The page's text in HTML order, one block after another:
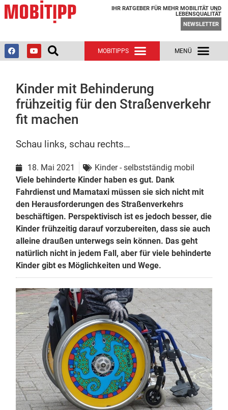
IHR RATGEBER FÜR MEHR MOBILITÄT UND
LEBENSQUALITÄT
NEWSLETTER
Kinder mit Behinderung
frühzeitig für den Straßenverkehr
fit machen
Schau links, schau rechts…
18. Mai 2021
Kinder - selbstständig mobil
Viele behinderte Kinder haben es gut. Dank
Fahrdienst und Mamataxi müssen sie sich nicht mit
den Herausforderungen des Straßenverkehrs
beschäftigen. Perspektivisch ist es jedoch besser, die
Kinder frühzeitig darauf vorzubereiten, dass sie auch
alleine draußen unterwegs sein können. Das geht
natürlich nicht in jedem Fall, aber für viele behinderte
Kinder gibt es Möglichkeiten und Wege.